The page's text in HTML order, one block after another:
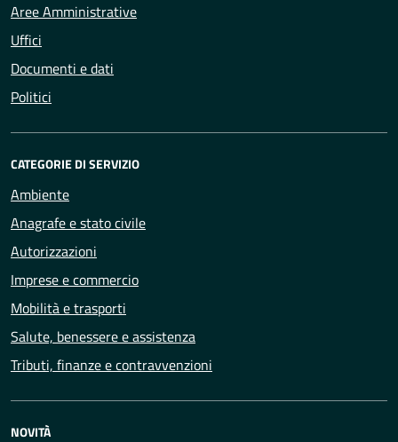
Aree Amministrative
Uffici
Documenti e dati
Politici
CATEGORIE DI SERVIZIO
Ambiente
Anagrafe e stato civile
Autorizzazioni
Imprese e commercio
Mobilità e trasporti
Salute, benessere e assistenza
Tributi, finanze e contravvenzioni
NOVITÀ